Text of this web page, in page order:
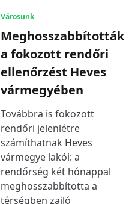
Városunk
Meghosszabbították
a fokozott rendőri
ellenőrzést Heves
vármegyében
Továbbra is fokozott
rendőri jelenlétre
számíthatnak Heves
vármegye lakói: a
rendőrség két hónappal
meghosszabbította a
térségben zajló